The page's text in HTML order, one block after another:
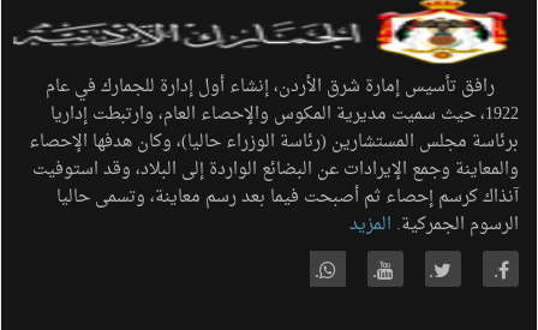
رافق تأسيس إمارة شرق الأردن، إنشاء أول إدارة للجمارك في عام
1922، حيث سميت مديرية المكوس والإحصاء العام، وارتبطت إداريا
برئاسة مجلس المستشارين (رئاسة الوزراء حاليا)، وكان هدفها الإحصاء
والمعاينة وجمع الإيرادات عن البضائع الواردة إلى البلاد، وقد استوفيت
آنذاك كرسم إحصاء ثم أصبحت فيما بعد رسم معاينة، وتسمى حاليا
الرسوم الجمركية. المزيد
.
.
.
.